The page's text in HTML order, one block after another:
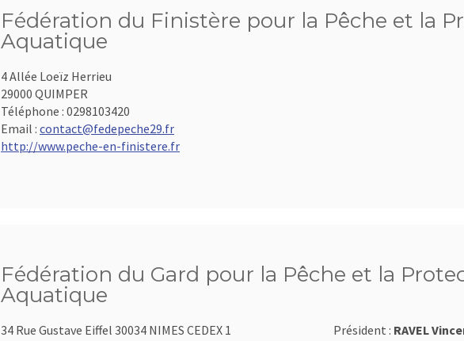
Fédération du Finistère pour la Pêche et la
Aquatique
4 Allée Loeïz Herrieu
29000 QUIMPER
Téléphone : 0298103420
Email : contact@fedepeche29.fr
http://www.peche-en-finistere.fr
Fédération du Gard pour la Pêche et la
Aquatique
34 Rue Gustave Eiffel 30034 NIMES CEDEX 1
Président : RAVEL